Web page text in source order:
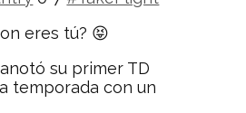
eres tú? 😝
su primer TD
temporada con un